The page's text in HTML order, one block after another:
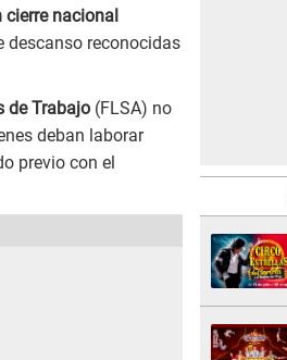
cierre nacional
descanso reconocidas
de Trabajo (FLSA) no
deban laborar
previo con el